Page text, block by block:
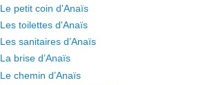
Le petit coin d'Anaïs
Les toilettes d'Anaïs
Les sanitaires d’Anaïs
La brise d’Anaïs
Le chemin d’Anaïs